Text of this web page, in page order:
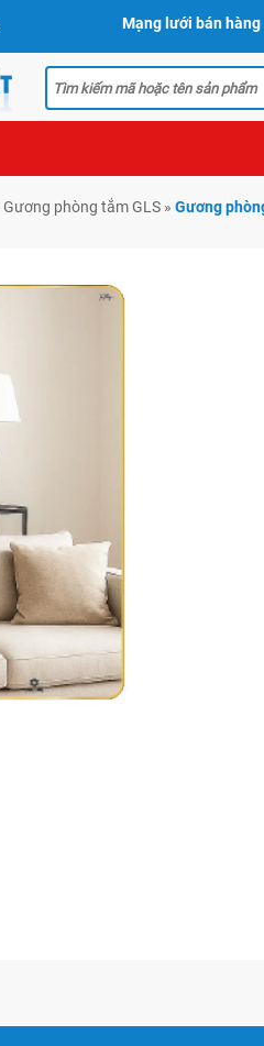
Mạng lưới bán hàng
Gương phòng tắm GLS » Gương